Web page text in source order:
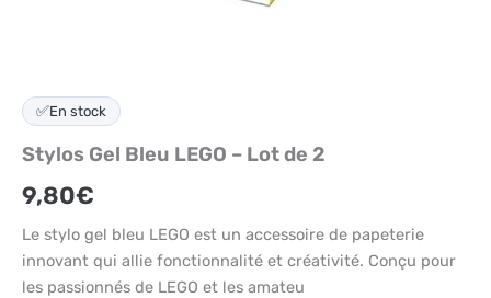
✅En stock
Stylos Gel Bleu LEGO – Lot de 2
9,80€
Le stylo gel bleu LEGO est un accessoire de papeterie
innovant qui allie fonctionnalité et créativité. Conçu pour
les passionnés de LEGO et les amateu